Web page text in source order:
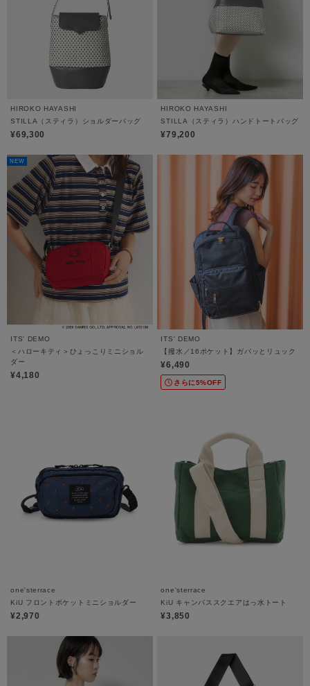
HIROKO HAYASHI
STILLA（スティラ）ショルダーバッグ
¥69,300
HIROKO HAYASHI
STILLA（スティラ）ハンドトートバッグ
¥79,200
NEW
ITS' DEMO
＜ハローキティ＞ひょっこりミニショル
ダー
¥4,180
ITS' DEMO
【撥水／16ポケット】ガバッとリュック
¥6,490
さらに5%OFF
one'sterrace
KiU フロントポケットミニショルダー
¥2,970
one'sterrace
KiU キャンバススクエアはっ水トート
¥3,850